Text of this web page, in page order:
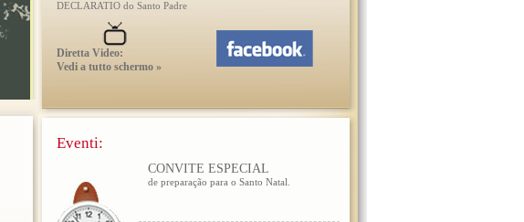
DECLARATIO do Santo Padre
Diretta Video:
Vedi a tutto schermo »
Eventi:
CONVITE ESPECIAL
de preparação para o Santo Natal.